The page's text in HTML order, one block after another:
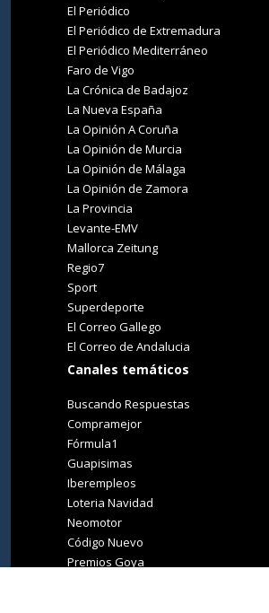
El Periódico
El Periódico de Extremadura
El Periódico Mediterráneo
Faro de Vigo
La Crónica de Badajoz
La Nueva España
La Opinión A Coruña
La Opinión de Murcia
La Opinión de Málaga
La Opinión de Zamora
La Provincia
Levante-EMV
Mallorca Zeitung
Regio7
Sport
Superdeporte
El Correo Gallego
El Correo de Andalucia
Canales temáticos
Buscando Respuestas
Compramejor
Fórmula1
Guapisimas
Iberempleos
Loteria Navidad
Neomotor
Código Nuevo
Premios Goya